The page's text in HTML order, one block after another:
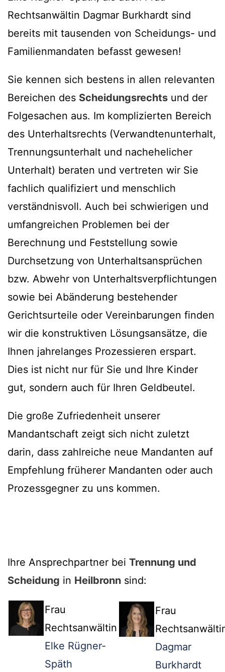
Rechtsanwältin Dagmar Burkhardt sind
bereits mit tausenden von Scheidungs- und
Familienmandaten befasst gewesen!
Sie kennen sich bestens in allen relevanten
Bereichen des Scheidungsrechts und der
Folgesachen aus. Im komplizierten Bereich
des Unterhaltsrechts (Verwandtenunterhalt,
Trennungsunterhalt und nachehelicher
Unterhalt) beraten und vertreten wir Sie
fachlich qualifiziert und menschlich
verständnisvoll. Auch bei schwierigen und
umfangreichen Problemen bei der
Berechnung und Feststellung sowie
Durchsetzung von Unterhaltsansprüchen
bzw. Abwehr von Unterhaltsverpflichtungen
sowie bei Abänderung bestehender
Gerichtsurteile oder Vereinbarungen finden
wir die konstruktiven Lösungsansätze, die
Ihnen jahrelanges Prozessieren erspart.
Dies ist nicht nur für Sie und Ihre Kinder
gut, sondern auch für Ihren Geldbeutel.
Die große Zufriedenheit unserer
Mandantschaft zeigt sich nicht zuletzt
darin, dass zahlreiche neue Mandanten auf
Empfehlung früherer Mandanten oder auch
Prozessgegner zu uns kommen.
Ihre Ansprechpartner bei Trennung und
Scheidung in Heilbronn sind:
Frau
Rechtsanwältin
Elke Rügner-
Späth
Frau
Dagmar
Burkhardt